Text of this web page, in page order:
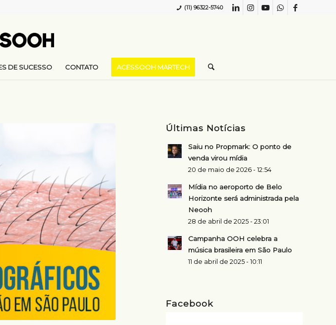
(11) 96322-5740
DE SUCESSO CONTATO ACESSOOH MARTECH
Últimas Notícias
Saiu no Propmark: O ponto de
venda virou mídia
20 de maio de 2026 - 12:54
Mídia no aeroporto de Belo
Horizonte será administrada pela
Neooh
28 de abril de 2025 - 23:01
Campanha OOH celebra a
música brasileira em São Paulo
11 de abril de 2025 - 10:11
Facebook